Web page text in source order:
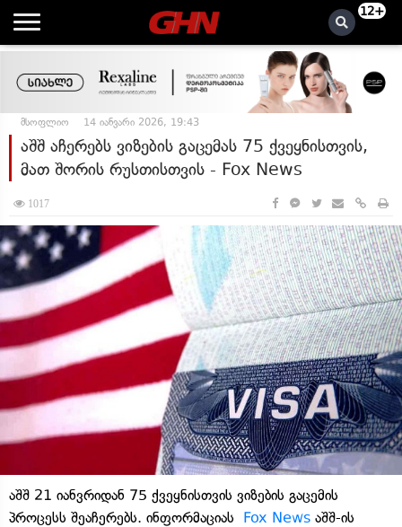
12+
მსოფლიო 14 იანვარი 2026, 19:43
აშშ აჩერებს ვიზების გაცემას 75 ქვეყნისთვის,
მათ შორის რუსთისთვის - Fox News
1017
აშშ 21 იანვრიდან 75 ქვეყნისთვის ვიზების გაცემის
პროცესს შეაჩერებს. ინფორმაციას Fox News აშშ-ის